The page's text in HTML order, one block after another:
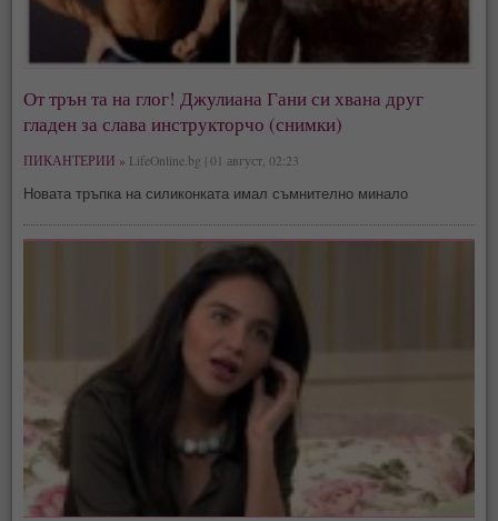
От трън та на глог! Джулиана Гани си хвана друг
гладен за слава инструкторчо (снимки)
ПИКАНТЕРИИ » LifeOnline.bg | 01 август, 02:23
Новата тръпка на силиконката имал съмнително минало